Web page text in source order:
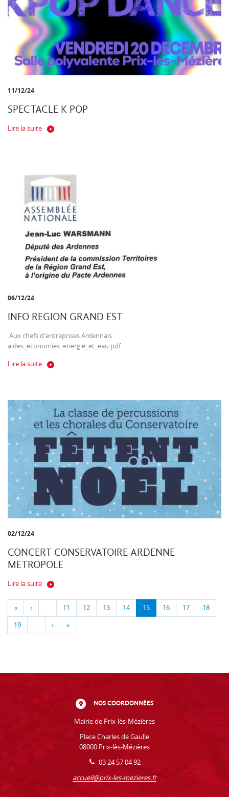
11/12/24
SPECTACLE K POP
Lire la suite
06/12/24
INFO REGION GRAND EST
Aux chefs d'entreprises Ardennais :
aides_economies_energie_et_eau.pdf
Lire la suite
02/12/24
CONCERT CONSERVATOIRE ARDENNE
METROPOLE
Lire la suite
« ‹ … 11 12 13 14 15 16 17 18
19 … › »
NOS COORDONNÉES
Mairie de Prix-lès-Mézières
Place Charles de Gaulle
08000 Prix-lès-Mézières
03 24 57 04 92
accueil@prix-les-mezieres.fr